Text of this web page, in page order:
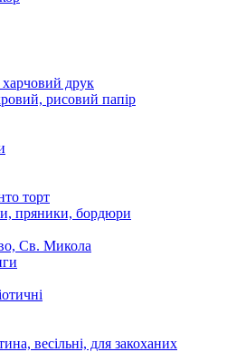
харчовий друк
рисовий папір
торт
пряники, бордюри
Св. Микола
весільні, для закоханих